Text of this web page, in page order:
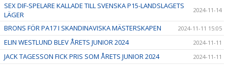
SEX DIF-SPELARE KALLADE TILL SVENSKA P15-LANDSLAGETS
LÄGER
2024-11-14
BRONS FÖR PA17 I SKANDINAVISKA MÄSTERSKAPEN 2024-11-11 15:05
ELIN WESTLUND BLEV ÅRETS JUNIOR 2024 2024-11-11
JACK TAGESSON FICK PRIS SOM ÅRETS JUNIOR 2024 2024-11-11